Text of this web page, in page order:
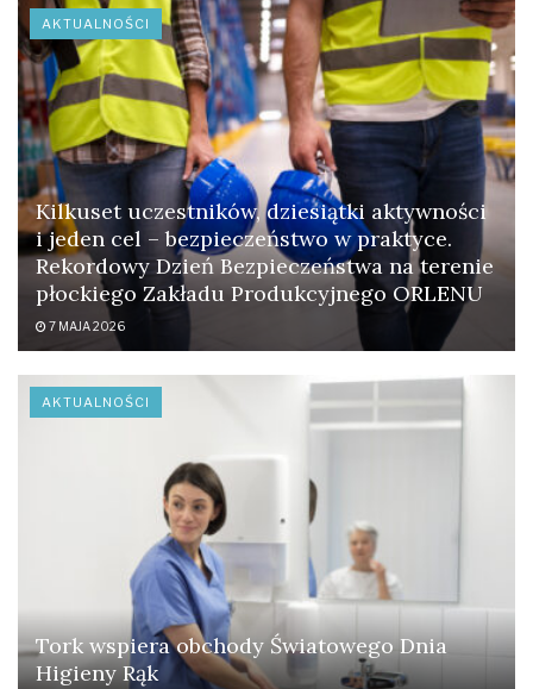
AKTUALNOŚCI
Kilkuset uczestników, dziesiątki aktywności
i jeden cel – bezpieczeństwo w praktyce.
Rekordowy Dzień Bezpieczeństwa na terenie
płockiego Zakładu Produkcyjnego ORLENU
7 MAJA 2026
AKTUALNOŚCI
Tork wspiera obchody Światowego Dnia
Higieny Rąk